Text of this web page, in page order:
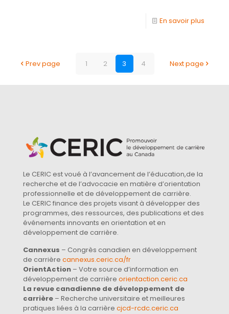
En savoir plus
Prev page 1 2 3 4 Next page
Le CERIC est voué à l’avancement de l’éducation,de la
recherche et de l’advocacie en matière d’orientation
professionnelle et de développement de carrière.
Le CERIC finance des projets visant à développer des
programmes, des ressources, des publications et des
événements innovants en orientation et en
développement de carrière.
Cannexus – Congrès canadien en développement
de carrière cannexus.ceric.ca/fr
OrientAction – Votre source d’information en
développement de carrière orientaction.ceric.ca
La revue canadienne de développement de
carrière – Recherche universitaire et meilleures
pratiques liées à la carrière cjcd-rcdc.ceric.ca